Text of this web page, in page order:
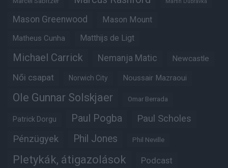
Mason Greenwood Mason Mount
Matheus Cunha Matthijs de Ligt
Michael Carrick Nemanja Matic Newcastle
Női csapat Norwich City Noussair Mazraoui
Ole Gunnar Solskjaer Omar Berrada
Patrick Dorgu Paul Pogba Paul Scholes
Pénzügyek Phil Jones Phil Neville
Pletykák, átigazolások Podcast